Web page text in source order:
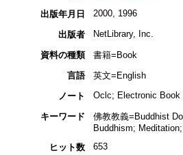
出版年月日 2000, 1996
出版者 NetLibrary, Inc.
資料の種類
書籍=Book
言語
英文=English
ノート
Oclc; Electronic Book
キーワード
佛教教義=Buddhist
Buddhism;
ヒット数
653